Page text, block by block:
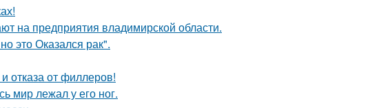
на предприятия владимирской области.
это Оказался рак".
отказа от филлеров!
мир лежал у его ног.